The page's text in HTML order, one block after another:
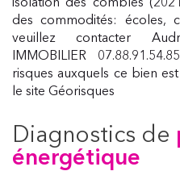
isolation des combles
des commodités: écoles,
veuillez contacter
IMMOBILIER
risques auxquels ce bien
le site Géorisques
diagnostics de
énergétique